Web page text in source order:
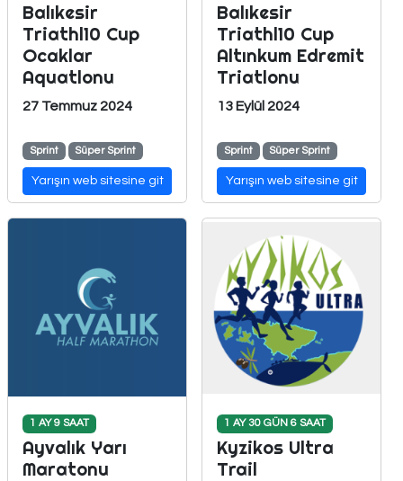
Balıkesir
Triathl10 Cup
Ocaklar
Aquatlonu
27 Temmuz 2024
Sprint Süper Sprint
Yarışın web sitesine git
Balıkesir
Triathl10 Cup
Altınkum Edremit
Triatlonu
13 Eylül 2024
Sprint Süper Sprint
Yarışın web sitesine git
1 AY 9 SAAT
Ayvalık Yarı
Maratonu
1 AY 30 GÜN 6 SAAT
Kyzikos Ultra
Trail